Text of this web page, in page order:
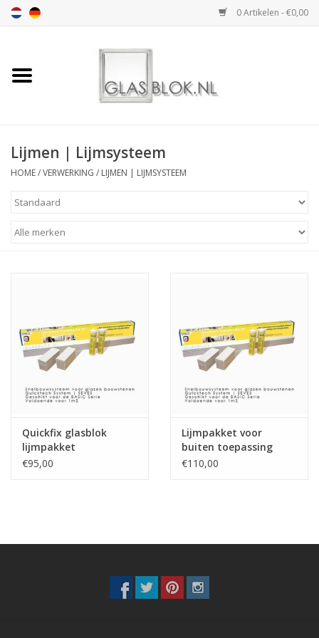
0 Artikelen - €0,00
Home
DESIGN COLLECTION
COLLECTION
Breezeblock
Assortiment
FAQ
Lijmen | Lijmsysteem
HOME/VERWERKING / LIJMEN | LIJMSYSTEEM
Quickfix glasblok
lijmpakket
€95,00
Lijmpakket voor
buiten toepassing
€110,00